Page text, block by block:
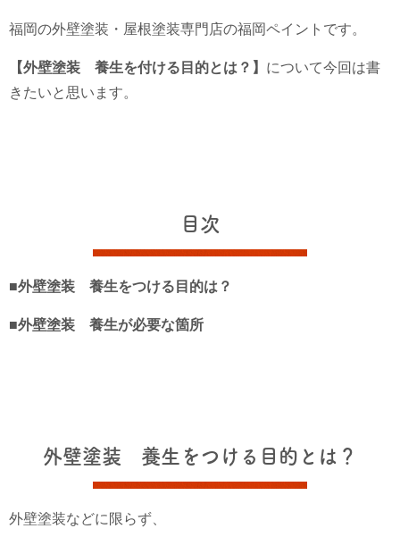
福岡の外壁塗装・屋根塗装専門店の福岡ペイントです。
【外壁塗装 養生を付ける目的とは？】 について今回は書
きたいと思います。
目次
■外壁塗装 養生をつける目的は？
■外壁塗装 養生が必要な箇所
外壁塗装 養生をつける目的とは？
外壁塗装などに限らず、